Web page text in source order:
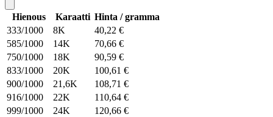
Hienous Karaatti Hinta / gramma
333/1000
8K
40,22 €
585/1000
14K
70,66 €
750/1000
18K
90,59 €
833/1000
20K
100,61 €
900/1000
21,6K
108,71 €
916/1000
22K
110,64 €
999/1000
24K
120,66 €